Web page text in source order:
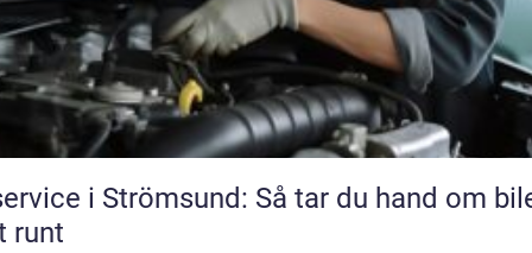
i Strömsund: Så tar du hand om
runt